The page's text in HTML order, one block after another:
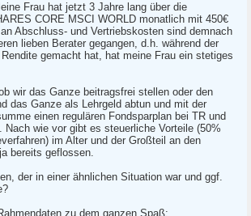
Frau hat jetzt 3 Jahre lang über die
CORE MSCI WORLD monatlich mit 450€
Abschluss- und Vertriebskosten sind demnach
lieben Berater gegangen, d.h. während der
gemacht hat, hat meine Frau ein stetiges
wir das Ganze beitragsfrei stellen oder den
das Ganze als Lehrgeld abtun und mit der
einen regulären Fondsparplan bei TR und
Nach wie vor gibt es steuerliche Vorteile (50%
im Alter und der Großteil an den
bereits geflossen.
der in einer ähnlichen Situation war und ggf.
zu dem ganzen Spaß: